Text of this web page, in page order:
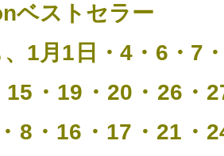
ベストセラー
1月1日・4・6・7
15・19・20・26・
8・16・17・21・